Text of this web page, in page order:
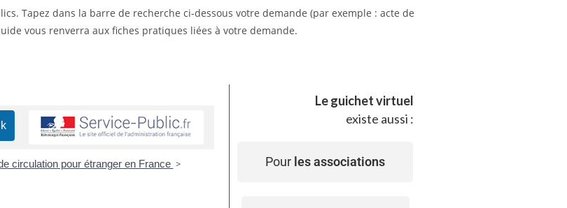
Tapez dans la barre de recherche ci-dessous votre demande (par exemple : acte de
vous renverra aux fiches pratiques liées à votre demande.
circulation pour étranger en France >
Le guichet virtuel
existe aussi :
Pour les associations